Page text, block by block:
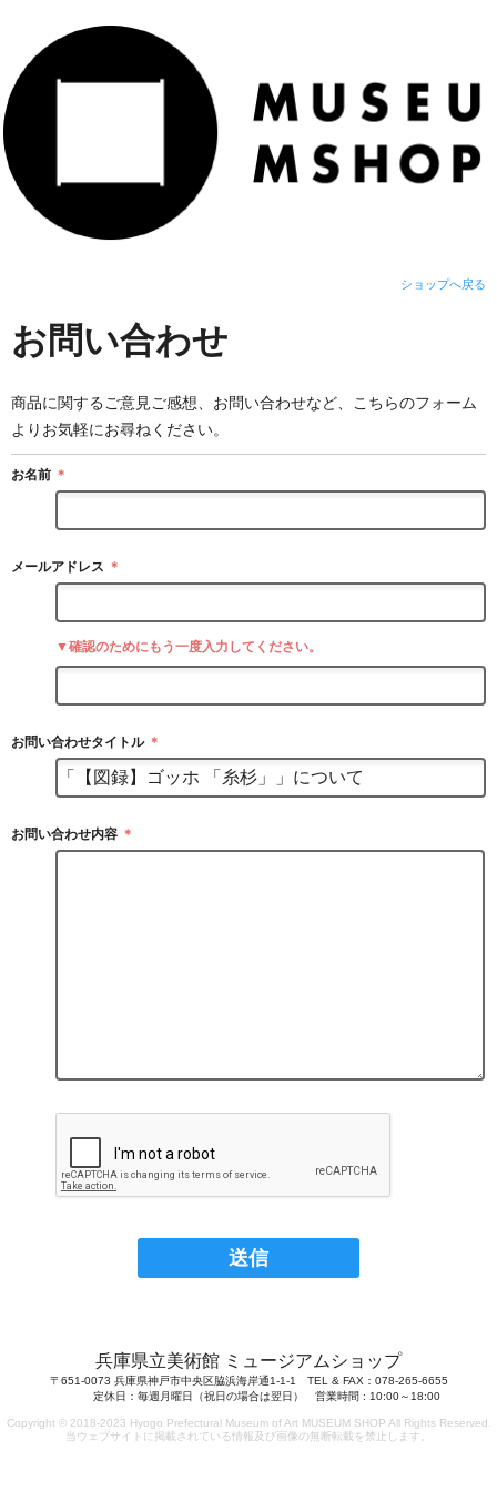
ショップへ戻る
お問い合わせ
商品に関するご意見ご感想、お問い合わせなど、こちらのフォーム
よりお気軽にお尋ねください。
お名前 ＊
メールアドレス ＊
▼確認のためにもう一度入力してください。
お問い合わせタイトル ＊
お問い合わせ内容 ＊
兵庫県立美術館 ミュージアムショップ
〒651-0073 兵庫県神戸市中央区脇浜海岸通1-1-1 TEL & FAX：078-265-6655
定休日：毎週月曜日（祝日の場合は翌日） 営業時間 : 10:00～18:00
Copyright © 2018-2023 Hyogo Prefectural Museum of Art MUSEUM SHOP All Rights Reserved.
当ウェブサイトに掲載されている情報及び画像の無断転載を禁止します。